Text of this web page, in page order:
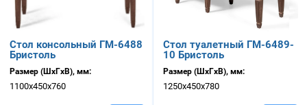
Стол консольный ГМ-6488
Бристоль
Размер (ШхГхВ), мм:
1100х450х760
Стол туалетный ГМ-6489-
10 Бристоль
Размер (ШхГхВ), мм:
1250х450х780